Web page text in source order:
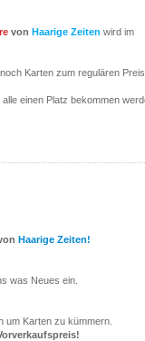
von Haarige Zeiten wird im
Karten zum regulären
einen Platz bekommen
Haarige Zeiten!
was Neues ein.
um Karten zu kümmern.